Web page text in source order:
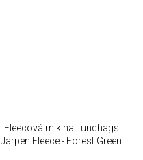
Fleecová mikina Lundhags
Järpen Fleece - Forest Green